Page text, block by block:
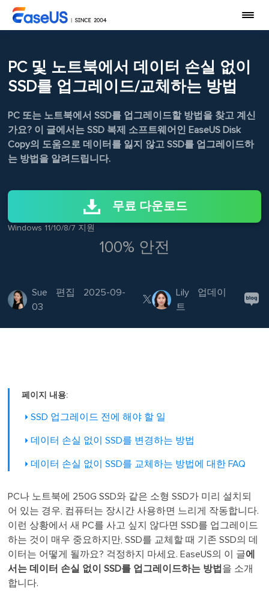
PC 및 노트북에서 데이터 손실 없이
SSD를 업그레이드/교체하는 방법
PC 또는 노트북에서 SSD를 업그레이드할 방법을 찾고 계신
가요? 이 글에서는 SSD 복제 소프트웨어인 EaseUS Disk
Copy의 도움으로 데이터를 잃지 않고 SSD를 업그레이드하
는 방법을 알려드립니다.
무료 다운로드
Windows 11/10/8/7 지원
100% 안전
Sue 편집
2025-09-
03

Lily
업데이
트
페이지 내용:
SSD 업그레이드 전에 해야 할 일
데이터 손실 없이 SSD를 변경하는 방법
데이터 손실 없이 SSD를 교체하는 방법에 대한 FAQ
PC나 노트북에 250G SSD와 같은 소형 SSD가 미리 설치되
어 있는 경우, 컴퓨터는 장시간 사용하면 느리게 작동합니다.
이런 상황에서 새 PC를 사고 싶지 않다면 SSD를 업그레이드
하는 것이 매우 중요하지만, SSD를 교체할 때 기존 SSD의 데
이터는 어떻게 될까요? 걱정하지 마세요. EaseUS의 이 글에
서는 데이터 손실 없이 SSD를 업그레이드하는 방법 을 소개
합니다.